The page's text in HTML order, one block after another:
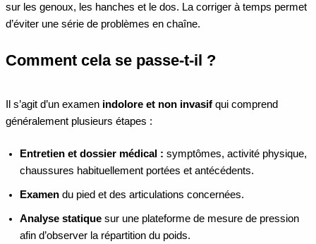
sur les genoux, les hanches et le dos. La corriger à temps permet
d’éviter une série de problèmes en chaîne.
Comment cela se passe-t-il ?
Il s’agit d’un examen indolore et non invasif qui comprend
généralement plusieurs étapes :
Entretien et dossier médical : symptômes, activité physique,
chaussures habituellement portées et antécédents.
Examen du pied et des articulations concernées.
Analyse statique sur une plateforme de mesure de pression
afin d’observer la répartition du poids.